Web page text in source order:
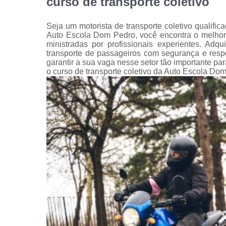
Seja um motorista de transporte coletivo
Auto Escola Dom Pedro, você encontra o
ministradas por profissionais experientes.
transporte de passageiros com segurança e
garantir a sua vaga nesse setor tão importante
o curso de transporte coletivo da Auto Escola